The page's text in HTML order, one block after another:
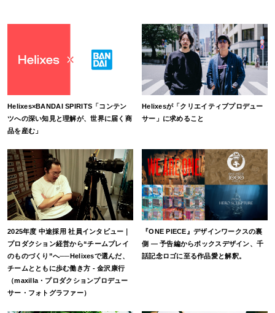
Helixes×BANDAI SPIRITS「コンテン
ツへの深い知見と理解が、世界に届く商
品を産む」
Helixesが「クリエイティブプロデュー
サー」に求めること
2025年度 中途採用 社員インタビュー｜
プロダクション経営から“チームプレイ
のものづくり”へ──Helixesで選んだ、
チームとともに歩む働き方 - 金沢康行
（maxilla・プロダクションプロデュー
サー・フォトグラファー）
『ONE PIECE』デザインワークスの裏
側 ― 予告編からボックスデザイン、千
話記念ロゴに至る作品愛と解釈。